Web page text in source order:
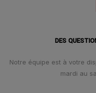
DES
Notre équipe est à votre
mardi au